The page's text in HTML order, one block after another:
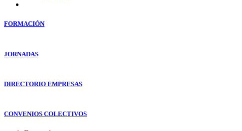
FORMACIÓN
JORNADAS
DIRECTORIO EMPRESAS
CONVENIOS COLECTIVOS